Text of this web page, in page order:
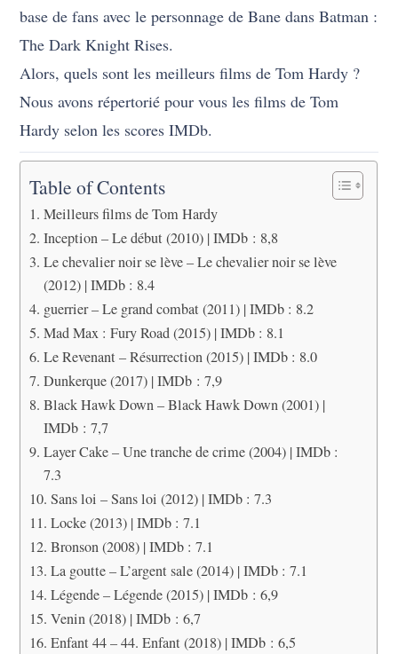
base de fans avec le personnage de Bane dans Batman :
The Dark Knight Rises.
Alors, quels sont les meilleurs films de Tom Hardy ?
Nous avons répertorié pour vous les films de Tom
Hardy selon les scores IMDb.
Table of Contents
Meilleurs films de Tom Hardy
Inception – Le début (2010) | IMDb : 8,8
Le chevalier noir se lève – Le chevalier noir se lève
(2012) | IMDb : 8.4
guerrier – Le grand combat (2011) | IMDb : 8.2
Mad Max : Fury Road (2015) | IMDb : 8.1
Le Revenant – Résurrection (2015) | IMDb : 8.0
Dunkerque (2017) | IMDb : 7,9
Black Hawk Down – Black Hawk Down (2001) |
IMDb : 7,7
Layer Cake – Une tranche de crime (2004) | IMDb :
7.3
Sans loi – Sans loi (2012) | IMDb : 7.3
Locke (2013) | IMDb : 7.1
Bronson (2008) | IMDb : 7.1
La goutte – L’argent sale (2014) | IMDb : 7.1
Légende – Légende (2015) | IMDb : 6,9
Venin (2018) | IMDb : 6,7
Enfant 44 – 44. Enfant (2018) | IMDb : 6,5